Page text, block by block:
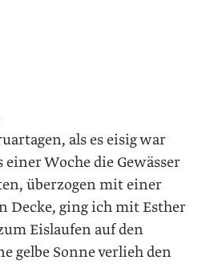
als es eisig war
Woche die Gewässer
überzogen mit einer
Decke, ging ich mit Esther
Eislaufen auf den
gelbe Sonne verlieh den